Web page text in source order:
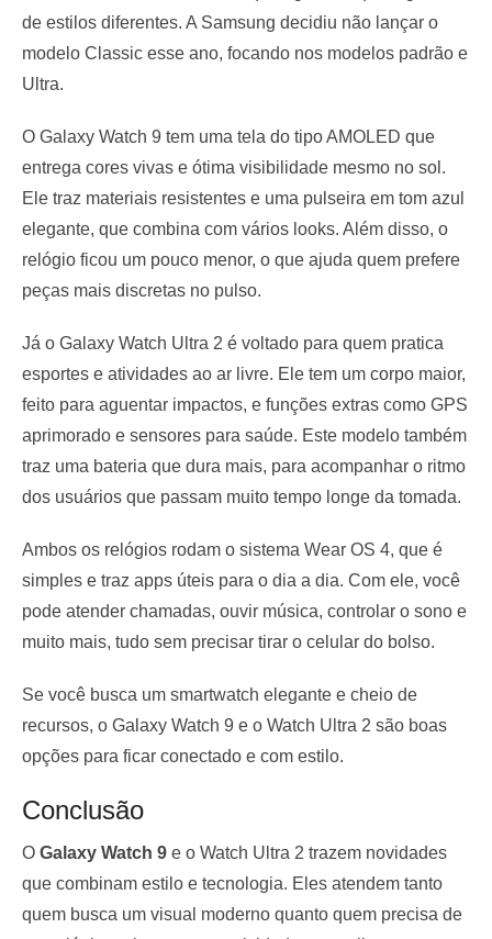
de estilos diferentes. A Samsung decidiu não lançar o
modelo Classic esse ano, focando nos modelos padrão e
Ultra.
O Galaxy Watch 9 tem uma tela do tipo AMOLED que
entrega cores vivas e ótima visibilidade mesmo no sol.
Ele traz materiais resistentes e uma pulseira em tom azul
elegante, que combina com vários looks. Além disso, o
relógio ficou um pouco menor, o que ajuda quem prefere
peças mais discretas no pulso.
Já o Galaxy Watch Ultra 2 é voltado para quem pratica
esportes e atividades ao ar livre. Ele tem um corpo maior,
feito para aguentar impactos, e funções extras como GPS
aprimorado e sensores para saúde. Este modelo também
traz uma bateria que dura mais, para acompanhar o ritmo
dos usuários que passam muito tempo longe da tomada.
Ambos os relógios rodam o sistema Wear OS 4, que é
simples e traz apps úteis para o dia a dia. Com ele, você
pode atender chamadas, ouvir música, controlar o sono e
muito mais, tudo sem precisar tirar o celular do bolso.
Se você busca um smartwatch elegante e cheio de
recursos, o Galaxy Watch 9 e o Watch Ultra 2 são boas
opções para ficar conectado e com estilo.
Conclusão
O Galaxy Watch 9 e o Watch Ultra 2 trazem novidades
que combinam estilo e tecnologia. Eles atendem tanto
quem busca um visual moderno quanto quem precisa de